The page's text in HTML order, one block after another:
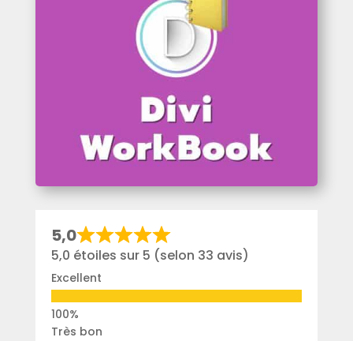
5,0
5,0 étoiles sur 5 (selon 33 avis)
Excellent
Très bon